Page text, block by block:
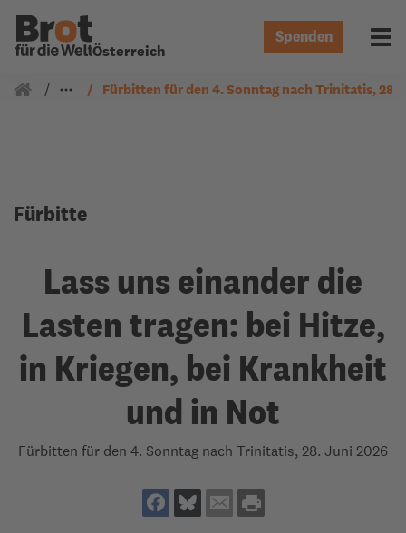
Österreich
Spenden
Gemeindearbeit
Fürbitten
Fürbitten für den 4. Sonntag nach Trinitatis, 28.
Fürbitte
Lass uns einander die
Lasten tragen: bei Hitze,
in Kriegen, bei Krankheit
und in Not
Fürbitten für den 4. Sonntag nach Trinitatis, 28. Juni 2026